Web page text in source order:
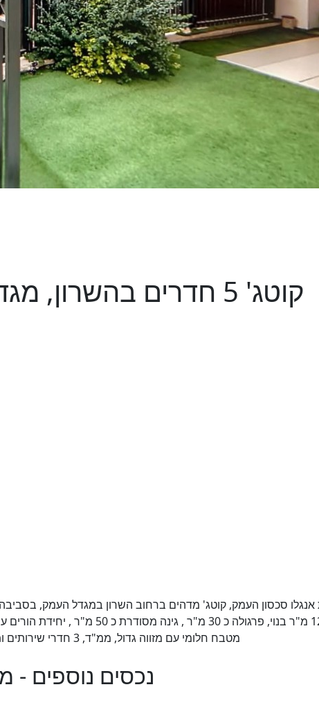
קוטג' 5 חדרים בהשרון, מגדל העמק
אנגלו סכסון העמק, קוטג' מדהים ברחוב השרון במגדל העמק,
5 חדרים, 120 מ"ר בנוי, פרגולה כ 30 מ"ר ,
מטבח חלומי עם מזווה גדול, ממ"ד, 3 חדרי שירותים ומקלחת, חנייה פרטית
נכסים נוספים -